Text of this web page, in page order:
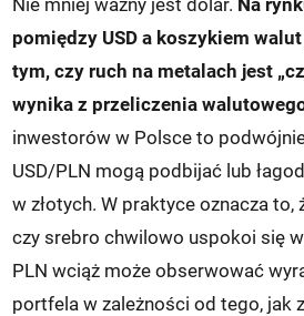
pomiędzy USD a koszykiem
tym, czy ruch na metalach jest
wynika z przeliczenia
inwestorów w Polsce to
USD/PLN mogą podbijać lub
w złotych. W praktyce oznacza to,
czy srebro chwilowo uspokoi się
PLN wciąż może obserwować
portfela w zależności od tego, jak